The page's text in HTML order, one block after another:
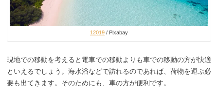
12019 / Pixabay
現地での移動を考えると電車での移動よりも車での移動の方が快適
といえるでしょう。海水浴などで訪れるのであれば、荷物を運ぶ必
要も出てきます。そのためにも、車の方が便利です。